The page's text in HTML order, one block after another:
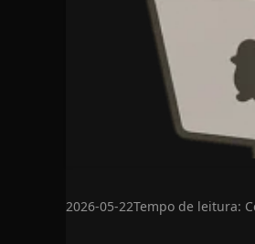
2026-05-22Tempo de leitura: